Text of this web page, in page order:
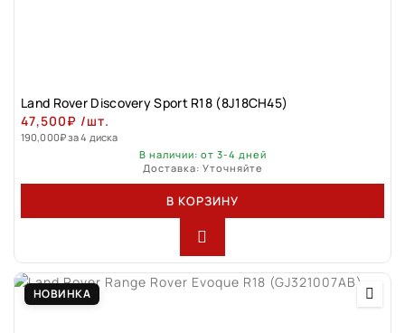
Land Rover Discovery Sport R18 (8J18CH45)
47,500₽ /шт.
190,000₽за 4 диска
В наличии: от 3-4 дней
Доставка: Уточняйте
В КОРЗИНУ
НОВИНКА